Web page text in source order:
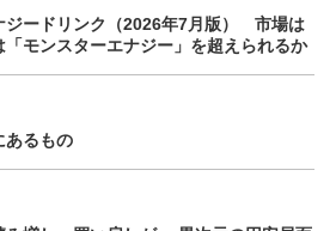
ードリンク（2026年7月版） 市場は
モンスターエナジー」を超えられるか
あるもの